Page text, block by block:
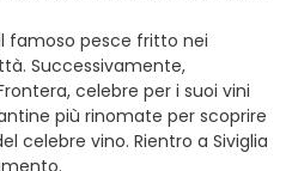
famoso pesce fritto nei
Successivamente,
celebre per i suoi vini
più rinomate per scoprire
celebre vino. Rientro a Siviglia